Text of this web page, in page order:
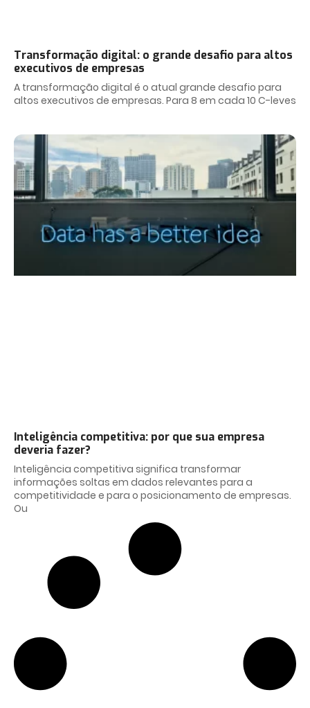
Transformação digital: o grande desafio para altos
executivos de empresas
A transformação digital é o atual grande desafio para
altos executivos de empresas. Para 8 em cada 10 C-leves
Inteligência competitiva: por que sua empresa
deveria fazer?
Inteligência competitiva significa transformar
informações soltas em dados relevantes para a
competitividade e para o posicionamento de empresas.
Ou